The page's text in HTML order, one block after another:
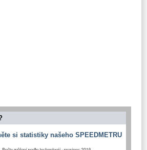
si statistiky našeho SPEEDMETRU